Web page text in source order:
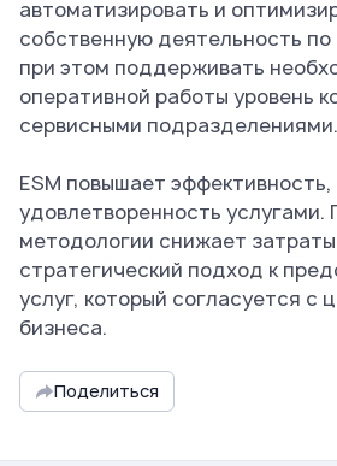
автоматизировать и
собственную деятельность по
при этом поддерживать
оперативной работы уровень
сервисными подразделениями.
ESM повышает эффективность,
удовлетворенность услугами.
методологии снижает
стратегический подход к
услуг, который согласуется с
бизнеса.
Поделиться